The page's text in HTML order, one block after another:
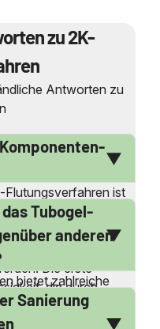
zu 2K-
Antworten zu
ist
verzweigter
verwendet zwei
in das zu
Die erste
die durch
dringt. Die
ersten, um ein
Tubogel-
anderen
bietet zahlreiche
effektiv bei
Sanierung